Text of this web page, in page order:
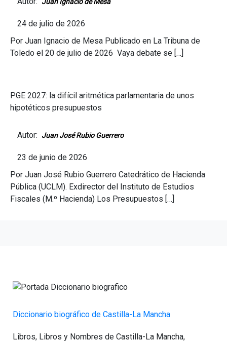
24 de julio de 2026
Por Juan Ignacio de Mesa Publicado en La Tribuna de
Toledo el 20 de julio de 2026 Vaya debate se […]
PGE 2027: la difícil aritmética parlamentaria de unos
hipotéticos presupuestos
Autor: Juan José Rubio Guerrero
23 de junio de 2026
Por Juan José Rubio Guerrero Catedrático de Hacienda
Pública (UCLM). Exdirector del Instituto de Estudios
Fiscales (M.º Hacienda) Los Presupuestos […]
Diccionario biográfico de Castilla-La Mancha
Libros, Libros y Nombres de Castilla-La Mancha,